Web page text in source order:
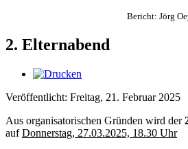
Bericht: Jörg
2. Elternabend
Veröffentlicht: Freitag, 21. Februar 2025
Aus organisatorischen Gründen wird der
aufDonnerstag, 27.03.2025, 18.30 Uhr